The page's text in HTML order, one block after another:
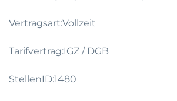
Vertragsart:Vollzeit
Tarifvertrag:IGZ / DGB
StellenID:1480